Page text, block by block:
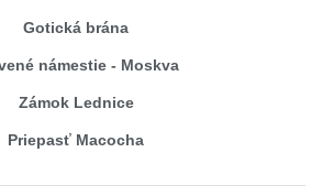
Gotická brána
námestie - Moskva
Zámok Lednice
Priepasť Macocha